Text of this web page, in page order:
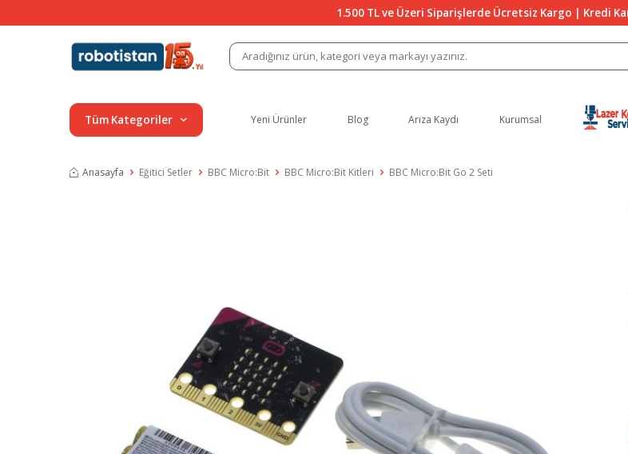
1.500 TL ve Üzeri Siparişlerde Ücretsiz Kargo | Kredi
Tüm Kategoriler Yeni Ürünler Blog Arıza Kaydı Kurumsal
Anasayfa Eğitici Setler BBC Micro:Bit BBC Micro:Bit Kitleri BBC Micro:Bit Go 2 Seti